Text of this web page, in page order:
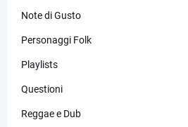
Note di Gusto
Personaggi Folk
Playlists
Questioni
Reggae e Dub